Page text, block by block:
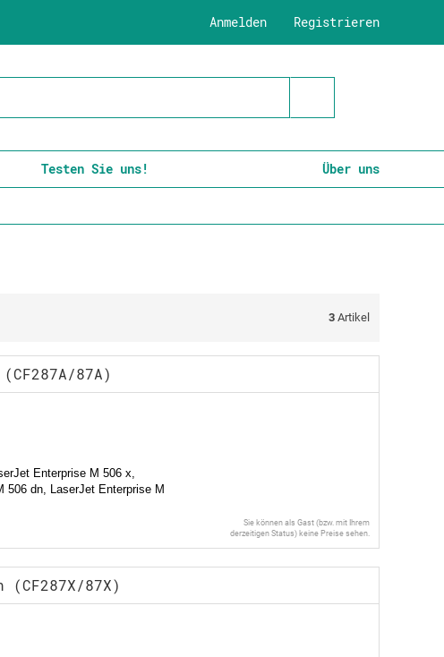
Registrieren
Anmelden
Testen Sie uns! Über uns
3 Artikel
87A)
Enterprise M 506 x,
506 dn, LaserJet Enterprise M
Sie können als Gast (bzw. mit Ihrem
derzeitigen Status) keine Preise sehen.
87X)